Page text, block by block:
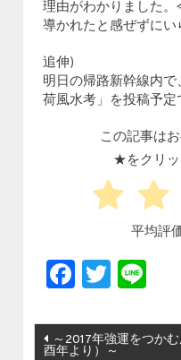
理由がわかりました
導かれたと感ぜずにい
追伸)
明日の帰路新幹線内
荷風水考」を投稿予定
この記事は
★をクリッ
平均評
Facebook
投稿ナビゲー
～2017年強運をつか
酉年より）～